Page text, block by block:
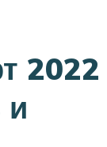
2022
и